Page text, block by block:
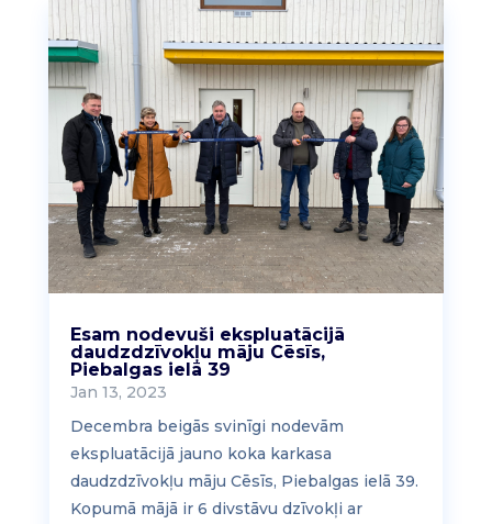
Esam nodevuši ekspluatācijā
daudzdzīvokļu māju Cēsīs,
Piebalgas ielā 39
Jan 13, 2023
Decembra beigās svinīgi nodevām
ekspluatācijā jauno koka karkasa
daudzdzīvokļu māju Cēsīs, Piebalgas ielā 39.
Kopumā mājā ir 6 divstāvu dzīvokļi ar